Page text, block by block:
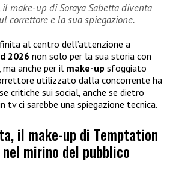
make-up di Soraya Sabetta diventa
correttore e la sua spiegazione.
al centro dell’attenzione a
2026 non solo per la sua storia con
anche per il make-up sfoggiato
utilizzato dalla concorrente ha
critiche sui social, anche se dietro
tv ci sarebbe una spiegazione tecnica.
il make-up di Temptation
mirino del pubblico